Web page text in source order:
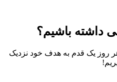
داشته باشیم؟
روز یک قدم به هدف خود نزدیک